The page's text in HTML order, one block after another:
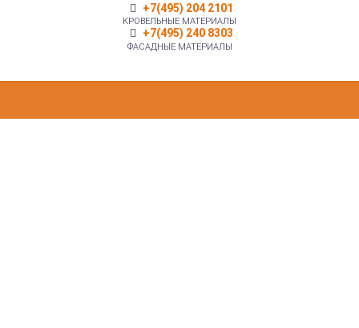
+7(495) 204 2101
КРОВЕЛЬНЫЕ МАТЕРИАЛЫ
+7(495) 240 8303
ФАСАДНЫЕ МАТЕРИАЛЫ